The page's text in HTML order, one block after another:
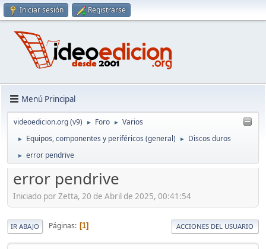
Iniciar sesión Registrarse
Menú Principal
videoedicion.org (v9) ► Foro ► Varios
► Equipos, componentes y periféricos (general) ► Discos duros
► error pendrive
error pendrive
Iniciado por Zetta, 20 de Abril de 2025, 00:41:54
IR ABAJO Páginas 1 ACCIONES DEL USUARIO